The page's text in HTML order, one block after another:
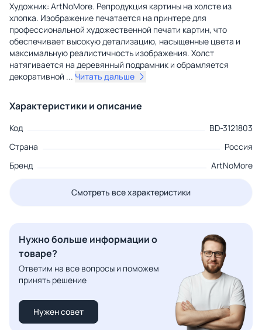
Художник: ArtNoMore. Репродукция картины на холсте из
хлопка. Изображение печатается на принтере для
профессиональной художественной печати картин, что
обеспечивает высокую детализацию, насыщенные цвета и
максимальную реалистичность изображения. Холст
натягивается на деревянный подрамник и обрамляется
декоративной ... Читать дальше
Характеристики и описание
Код
BD-3121803
Страна
Россия
Бренд
ArtNoMore
Смотреть все характеристики
Нужно больше информации о
товаре?
Ответим на все вопросы и поможем
принять решение
Нужен совет